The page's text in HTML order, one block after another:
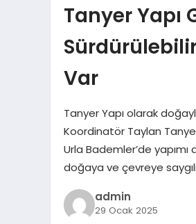
Tanyer Yapı
Var
Tanyer Yapı olarak
Koordinatör Taylan
Urla Bademler’de
doğaya ve çevreye
admin
29 Ocak 2025